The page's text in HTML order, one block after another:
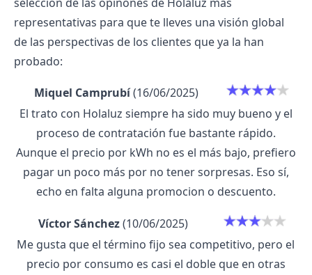
representativas para que te lleves una visión global
de las perspectivas de los clientes que ya la han
probado:
Miquel Camprubí(16/06/2025)
El trato con Holaluz siempre ha sido muy bueno y el
proceso de contratación fue bastante rápido.
Aunque el precio por kWh no es el más bajo, prefiero
pagar un poco más por no tener sorpresas. Eso sí,
echo en falta alguna promocion o descuento.
Víctor Sánchez(10/06/2025)
Me gusta que el término fijo sea competitivo, pero el
precio por consumo es casi el doble que en otras